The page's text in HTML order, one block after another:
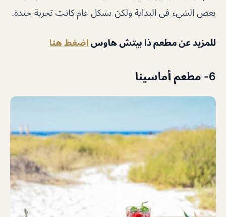
بعض الشيء في البداية ولكن بشكل عام كانت تجربة جيدة.
للمزيد عن مطعم ذا بيتش هاوس اضغط هنا
6- مطعم أماسينا